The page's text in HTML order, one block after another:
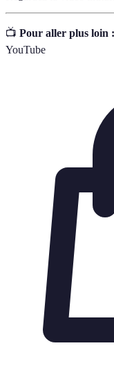
📺 Pour aller plus loin :
YouTube